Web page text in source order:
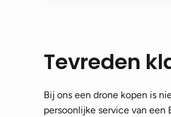
Tevreden
Bij ons een drone kopen is
persoonlijke service van